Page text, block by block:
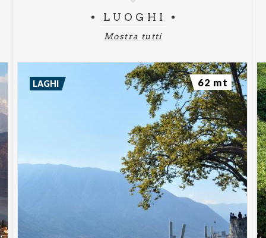
LUOGHI
Mostra tutti
LAGHI 62 mt